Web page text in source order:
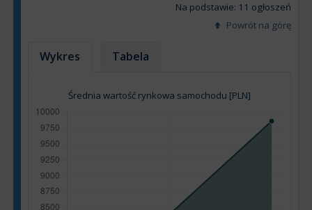
Na podstawie: 11 ogłoszeń
Powrót na górę
Wykres Tabela
Średnia wartość rynkowa samochodu [PLN]